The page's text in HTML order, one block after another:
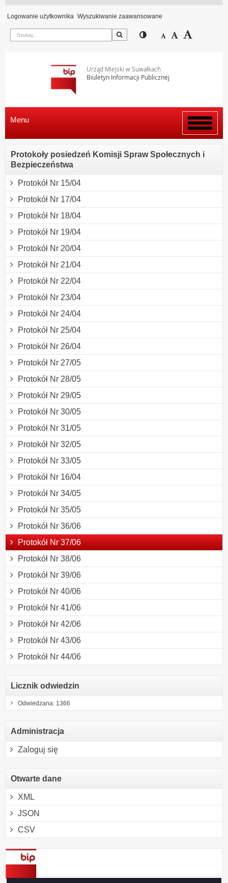
Logowanie użytkownika Wyszukiwanie zaawansowane
Szukaj Przełącz pomiędzy
Zmniejsz
Domyślny
Urząd Miejski w Suwałkach
Biuletyn Informacji Publicznej
Włącz
menu
Menu
Protokoły posiedzeń Komisji Spraw Społecznych i
Bezpieczeństwa
Protokół Nr 15/04
Protokół Nr 17/04
Protokół Nr 18/04
Protokół Nr 19/04
Protokół Nr 20/04
Protokół Nr 21/04
Protokół Nr 22/04
Protokół Nr 23/04
Protokół Nr 24/04
Protokół Nr 25/04
Protokół Nr 26/04
Protokół Nr 27/05
Protokół Nr 28/05
Protokół Nr 29/05
Protokół Nr 30/05
Protokół Nr 31/05
Protokół Nr 32/05
Protokół Nr 33/05
Protokół Nr 16/04
Protokół Nr 34/05
Protokół Nr 35/05
Protokół Nr 36/06
Protokół Nr 37/06
Protokół Nr 38/06
Protokół Nr 39/06
Protokół Nr 40/06
Protokół Nr 41/06
Protokół Nr 42/06
Protokół Nr 43/06
Protokół Nr 44/06
Licznik odwiedzin
Odwiedzana: 1366
Administracja
Zaloguj się
Otwarte dane
XML
JSON
CSV